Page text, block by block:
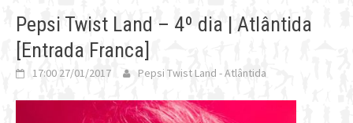
Pepsi Twist Land – 4º dia | Atlântida
[Entrada Franca]
17:00 27/01/2017 Pepsi Twist Land - Atlântida